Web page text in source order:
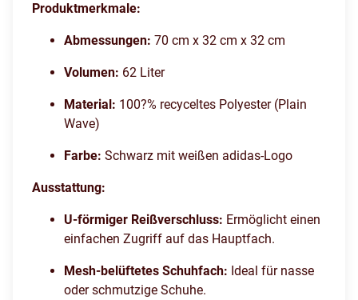
Produktmerkmale:
Abmessungen: 70 cm x 32 cm x 32 cm
Volumen: 62 Liter
Material: 100?% recyceltes Polyester (Plain
Wave)
Farbe: Schwarz mit weißen adidas-Logo
Ausstattung:
U-förmiger Reißverschluss: Ermöglicht einen
einfachen Zugriff auf das Hauptfach.
Mesh-belüftetes Schuhfach: Ideal für nasse
oder schmutzige Schuhe.